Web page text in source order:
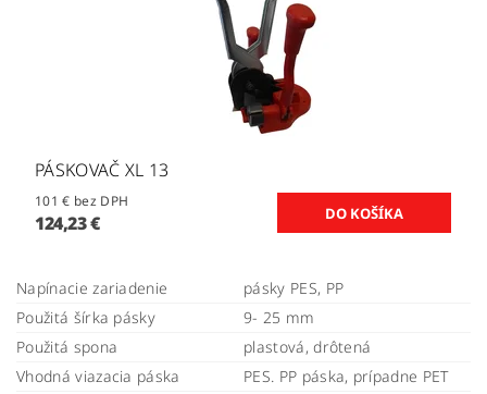
PÁSKOVAČ XL 13
101 € bez DPH
124,23 €
Napínacie zariadenie
pásky PES, PP
Použitá šírka pásky
9- 25 mm
Použitá spona
plastová, drôtená
Vhodná viazacia páska
PES. PP páska, prípadne PET